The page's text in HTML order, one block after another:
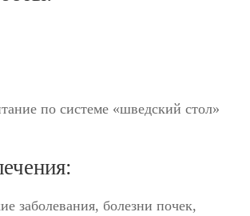
по системе «шведский стол»
заболевания, болезни почек,